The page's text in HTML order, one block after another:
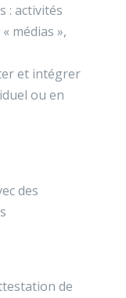
: activités
médias »,
et intégrer
ou en
des
de